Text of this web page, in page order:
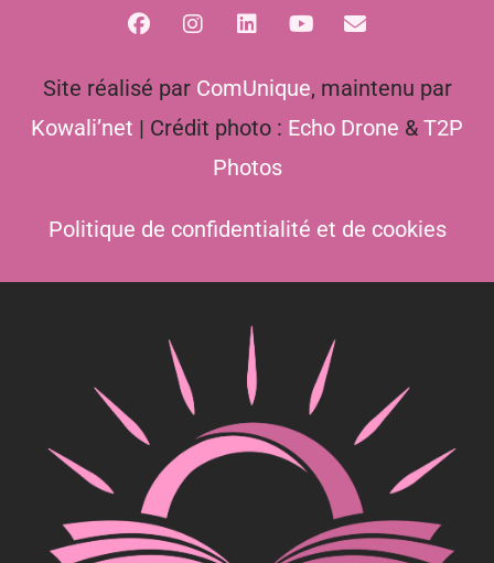
Site réalisé par ComUnique, maintenu par
Kowali’net | Crédit photo : Echo Drone & T2P
Photos
Politique de confidentialité et de cookies